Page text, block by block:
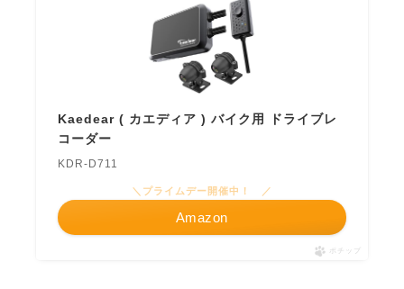
Kaedear ( カエディア ) バイク用 ドライブレ
コーダー
KDR-D711
＼プライムデー開催中！ ／
Amazon
ポチップ